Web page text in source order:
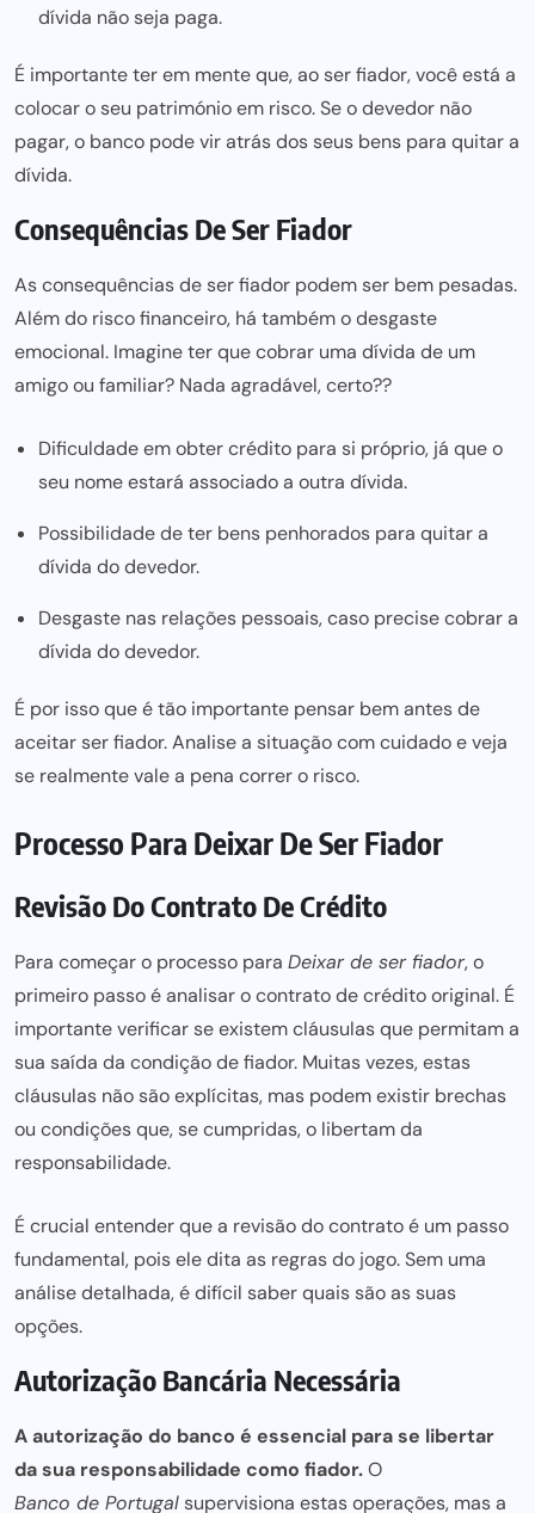
dívida não seja paga.
É importante ter em mente que, ao ser fiador, você está a
colocar o seu património em risco. Se o devedor não
pagar, o banco pode vir atrás dos seus bens para quitar a
dívida.
Consequências De Ser Fiador
As consequências de ser fiador podem ser bem pesadas.
Além do risco financeiro, há também o desgaste
emocional. Imagineter que cobrar uma dívida de um
amigo ou familiar? Nada agradável, certo??
Dificuldade em obter crédito para si próprio, já que o
seu nome estará associado a outra dívida.
Possibilidade de ter bens penhorados para quitar a
dívida do devedor.
Desgaste nas relações pessoais, caso precise cobrar a
dívida do devedor.
É por isso que é tão importante pensar bem antes de
aceitar ser fiador. Analise a situação com cuidado e veja
se realmente vale a pena correr o risco.
Processo Para Deixar De Ser Fiador
Revisão Do Contrato De Crédito
Para começar o processo para Deixar de ser fiador, o
primeiro passo é analisar o contrato de crédito original. É
importante verificar se existem cláusulas que permitam a
sua saída da condição de fiador. Muitas vezes, estas
cláusulas não são explícitas, mas podem existir brechas
ou condições que, se cumpridas, o libertam da
responsabilidade.
É crucial entender que a revisão do contrato é um passo
fundamental, pois ele dita as regras do jogo. Sem uma
análise detalhada, é difícil saber quais são as suas
opções.
Autorização Bancária Necessária
A autorização do banco é essencial para se libertar
da sua responsabilidade como fiador.O
Banco de Portugalsupervisiona estas operações, mas a